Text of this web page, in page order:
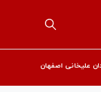
علیخانی اصفهان